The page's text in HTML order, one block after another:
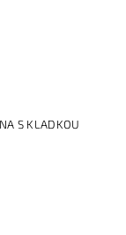
S KLADKOU